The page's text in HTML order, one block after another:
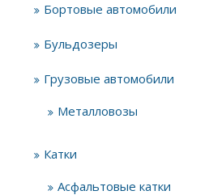
Бортовые автомобили
Бульдозеры
Грузовые автомобили
Металловозы
Катки
Асфальтовые катки